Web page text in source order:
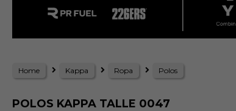
Home Kappa Ropa Polos
POLOS KAPPA TALLE 0047